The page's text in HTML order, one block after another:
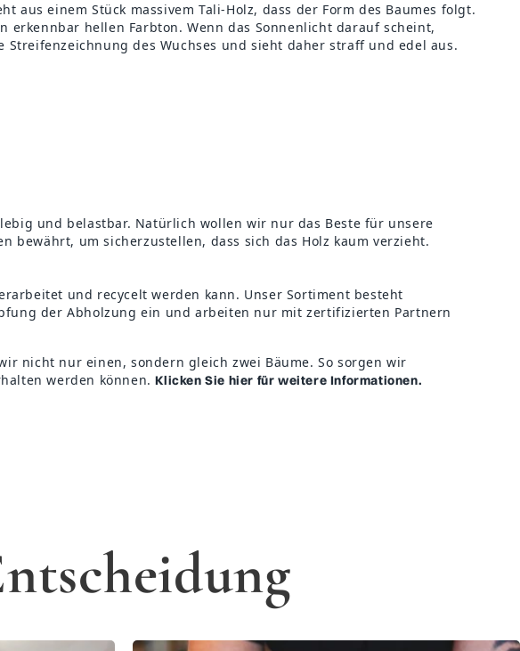
einem Stück massivem Tali-Holz, dass der Form des Baumes folgt.
erkennbar hellen Farbton. Wenn das Sonnenlicht darauf scheint,
des Wuchses und sieht daher straff und edel aus.
und belastbar. Natürlich wollen wir nur das Beste für unsere
bewährt, um sicherzustellen, dass sich das Holz kaum verzieht.
und recycelt werden kann. Unser Sortiment besteht
der Abholzung ein und arbeiten nur mit zertifizierten Partnern
nicht nur einen, sondern gleich zwei Bäume. So sorgen wir
werden können.Klicken Sie hier für weitere Informationen.